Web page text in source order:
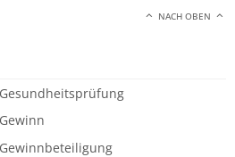
NACH OBEN
Gesundheitsprüfung
Gewinn
Gewinnbeteiligung